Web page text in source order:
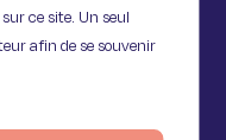
ce site. Un seul
afin de se souvenir